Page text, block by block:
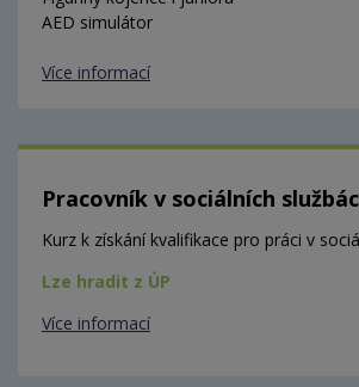
AED simulátor
Více informací
Pracovník v sociálních
Kurz k získání kvalifikace pro práci v
Lze hradit z ÚP
Více informací